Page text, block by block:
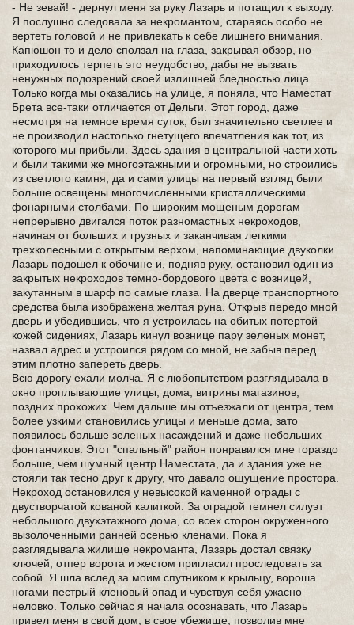
- Не зевай! - дернул меня за руку Лазарь и потащил к выходу.
Я послушно следовала за некромантом, стараясь особо не
вертеть головой и не привлекать к себе лишнего внимания.
Капюшон то и дело сползал на глаза, закрывая обзор, но
приходилось терпеть это неудобство, дабы не вызвать
ненужных подозрений своей излишней бледностью лица.
Только когда мы оказались на улице, я поняла, что Наместат
Брета все-таки отличается от Дельги. Этот город, даже
несмотря на темное время суток, был значительно светлее и
не производил настолько гнетущего впечатления как тот, из
которого мы прибыли. Здесь здания в центральной части хоть
и были такими же многоэтажными и огромными, но строились
из светлого камня, да и сами улицы на первый взгляд были
больше освещены многочисленными кристаллическими
фонарными столбами. По широким мощеным дорогам
непрерывно двигался поток разномастных некроходов,
начиная от больших и грузных и заканчивая легкими
трехколесными с открытым верхом, напоминающие двуколки.
Лазарь подошел к обочине и, подняв руку, остановил один из
закрытых некроходов темно-бордового цвета с возницей,
закутанным в шарф по самые глаза. На дверце транспортного
средства была изображена желтая руна. Открыв передо мной
дверь и убедившись, что я устроилась на обитых потертой
кожей сидениях, Лазарь кинул вознице пару зеленых монет,
назвал адрес и устроился рядом со мной, не забыв перед
этим плотно запереть дверь.
Всю дорогу ехали молча. Я с любопытством разглядывала в
окно проплывающие улицы, дома, витрины магазинов,
поздних прохожих. Чем дальше мы отъезжали от центра, тем
более узкими становились улицы и меньше дома, зато
появилось больше зеленых насаждений и даже небольших
фонтанчиков. Этот "спальный" район понравился мне гораздо
больше, чем шумный центр Наместата, да и здания уже не
стояли так тесно друг к другу, что давало ощущение простора.
Некроход остановился у невысокой каменной ограды с
двустворчатой кованой калиткой. За оградой темнел силуэт
небольшого двухэтажного дома, со всех сторон окруженного
вызолоченными ранней осенью кленами. Пока я
разглядывала жилище некроманта, Лазарь достал связку
ключей, отпер ворота и жестом пригласил проследовать за
собой. Я шла вслед за моим спутником к крыльцу, вороша
ногами пестрый кленовый опад и чувствуя себя ужасно
неловко. Только сейчас я начала осознавать, что Лазарь
привел меня в свой дом, в свое убежище, позволив мне